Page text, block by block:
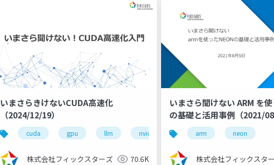
深層学習 ディープラーニング コンペ 初心者 kaggleスコアアッ
いまさらきけないCUDA高速化
（2024/12/19）
cuda gpu llm nvidia 高速化
株式会社フィックスターズ 70.6K
いまさら聞けない ARM を
の基礎と活用事例（2021/
arm neon
株式会社フィックスタ